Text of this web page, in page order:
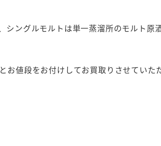
ングルモルトは単一蒸溜所のモルト原
値段をお付けしてお買取りさせていた